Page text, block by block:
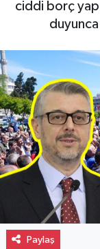
ciddi borç
duyunca
Paylaş
Eğitim